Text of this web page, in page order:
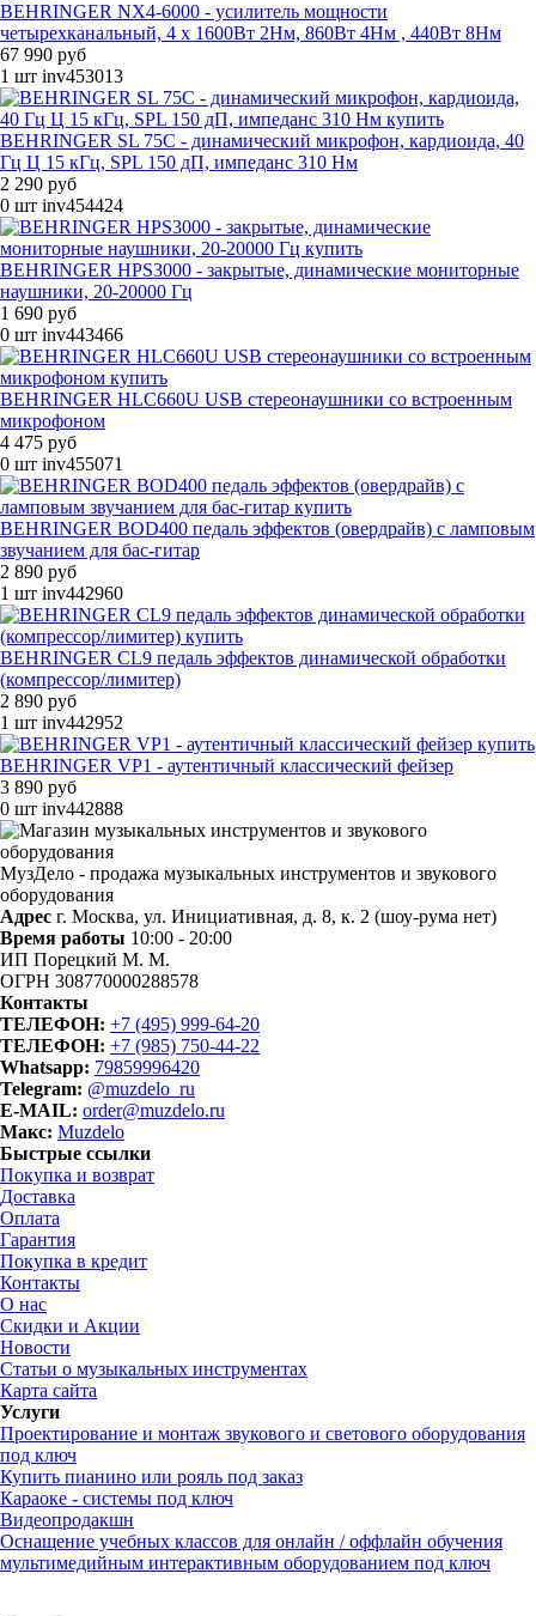
BEHRINGER NX4-6000 - усилитель мощности
четырехканальный, 4 x 1600Вт 2Нм, 860Вт 4Нм , 440Вт 8Нм
67 990 руб
1 шт inv453013
BEHRINGER SL 75C - динамический микрофон, кардиоида, 40
Гц Ц 15 кГц, SPL 150 дП, импеданс 310 Нм
2 290 руб
0 шт inv454424
BEHRINGER HPS3000 - закрытые, динамические мониторные
наушники, 20-20000 Гц
1 690 руб
0 шт inv443466
BEHRINGER HLC660U USB стереонаушники со встроенным
микрофоном
4 475 руб
0 шт inv455071
BEHRINGER BOD400 педаль эффектов (овердрайв) с ламповым
звучанием для бас-гитар
2 890 руб
1 шт inv442960
BEHRINGER CL9 педаль эффектов динамической обработки
(компрессор/лимитер)
2 890 руб
1 шт inv442952
BEHRINGER VP1 - аутентичный классический фейзер
3 890 руб
0 шт inv442888
МузДело - продажа музыкальных инструментов и звукового
оборудования
Адрес г. Москва, ул. Инициативная, д. 8, к. 2 (шоу-рума нет)
Время работы 10:00 - 20:00
ИП Порецкий М. М.
ОГРН 308770000288578
Контакты
ТЕЛЕФОН: +7 (495) 999-64-20
ТЕЛЕФОН: +7 (985) 750-44-22
Whatsapp: 79859996420
Telegram: @muzdelo_ru
E-MAIL: order@muzdelo.ru
Макс: Muzdelo
Быстрые ссылки
Покупка и возврат
Доставка
Оплата
Гарантия
Покупка в кредит
Контакты
О нас
Скидки и Акции
Новости
Статьи о музыкальных инструментах
Карта сайта
Услуги
Проектирование и монтаж звукового и светового оборудования
под ключ
Купить пианино или рояль под заказ
Караоке - системы под ключ
Видеопродакшн
Оснащение учебных классов для онлайн / оффлайн обучения
мультимедийным интерактивным оборудованием под ключ